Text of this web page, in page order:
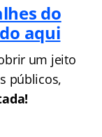
do
aqui
um jeito
públicos,